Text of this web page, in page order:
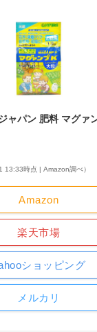
ャパン 肥料 マグァ
13:33時点 | Amazon調べ）
Amazon
楽天市場
ショッピング
メルカリ